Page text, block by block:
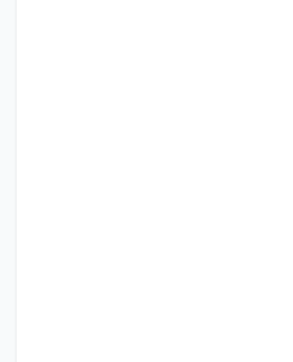
در آب آشکار شوند. با
لوله‌کشی و آبی که توسط این
راحتی می‌توانید به سلامت آب
الکترولیز آب
آلودگی‌ها را در آب مشاهده
شک نکنید.
این دستگاه بسیار ساده است و
فرایند تصفیه را آغاز کنید.